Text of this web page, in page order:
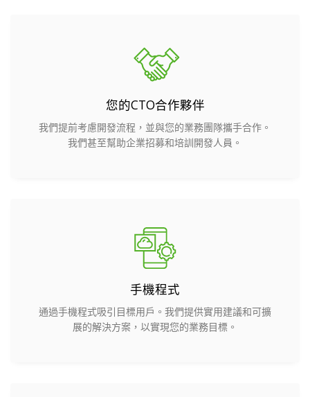
您的CTO合作夥伴
我們提前考慮開發流程，並與您的業務團隊攜手合作。
我們甚至幫助企業招募和培訓開發人員。
手機程式
通過手機程式吸引目標用戶。我們提供實用建議和可擴
展的解決方案，以實現您的業務目標。